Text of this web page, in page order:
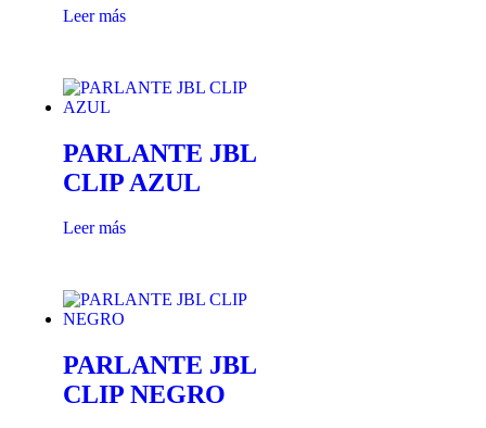
Leer más
PARLANTE JBL
CLIP AZUL
Leer más
PARLANTE JBL
CLIP NEGRO